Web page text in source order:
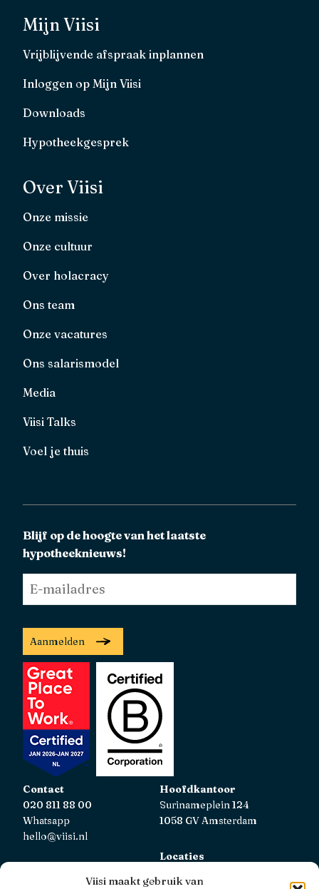
Viisi maakt gebruik van
Mijn Viisi
Vrijblijvende afspraak inplannen
Inloggen op Mijn Viisi
Downloads
Hypotheekgesprek
Over Viisi
Onze missie
Onze cultuur
Over holacracy
Ons team
Onze vacatures
Ons salarismodel
Media
Viisi Talks
Voel je thuis
Blijf op de hoogte van het laatste
hypotheeknieuws!
E-
mailadres *
Aanmelden
Contact
020 811 88 00
Whatsapp
hello@viisi.nl
Hoofdkantoor
Surinameplein 124
1058 GV Amsterdam
Locaties